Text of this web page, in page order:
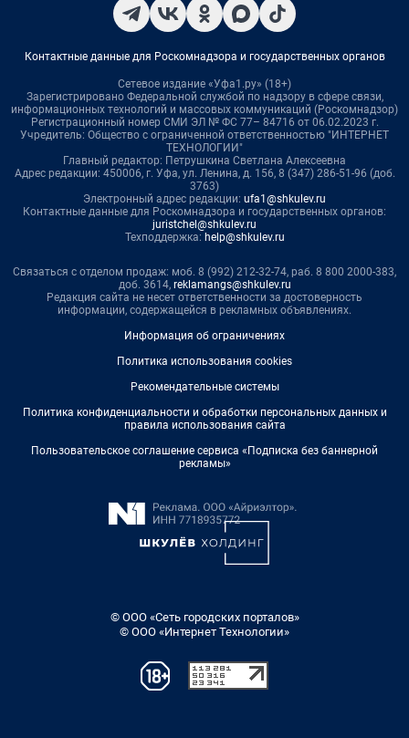
Контактные данные для Роскомнадзора и государственных органов
Сетевое издание «Уфа1.ру» (18+)
Зарегистрировано Федеральной службой по надзору в сфере связи,
информационных технологий и массовых коммуникаций (Роскомнадзор)
Регистрационный номер СМИ ЭЛ № ФС 77– 84716 от 06.02.2023 г.
Учредитель: Общество с ограниченной ответственностью "ИНТЕРНЕТ
ТЕХНОЛОГИИ"
Главный редактор: Петрушкина Светлана Алексеевна
Адрес редакции: 450006, г. Уфа, ул. Ленина, д. 156, 8 (347) 286-51-96 (доб.
3763)
Электронный адрес редакции: ufa1@shkulev.ru
Контактные данные для Роскомнадзора и государственных органов:
juristchel@shkulev.ru
Техподдержка: help@shkulev.ru
Связаться с отделом продаж: моб. 8 (992) 212-32-74, раб. 8 800 2000-383,
доб. 3614, reklamangs@shkulev.ru
Редакция сайта не несет ответственности за достоверность
информации, содержащейся в рекламных объявлениях.
Информация об ограничениях
Политика использования cookies
Рекомендательные системы
Политика конфиденциальности и обработки персональных данных и
правила использования сайта
Пользовательское соглашение сервиса «Подписка без баннерной
рекламы»
© ООО «Сеть городских порталов»
© ООО «Интернет Технологии»